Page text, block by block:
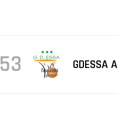
53 GDESSA A